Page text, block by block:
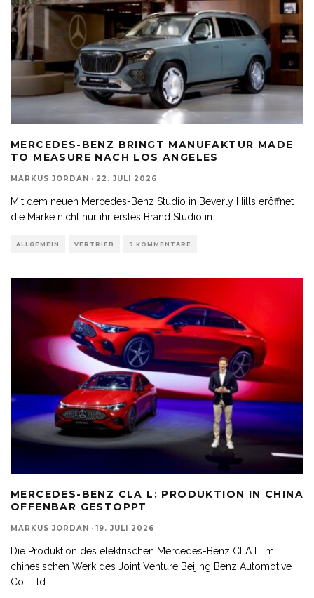
MERCEDES-BENZ BRINGT MANUFAKTUR MADE
TO MEASURE NACH LOS ANGELES
MARKUS JORDAN · 22. JULI 2026
Mit dem neuen Mercedes-Benz Studio in Beverly Hills eröffnet
die Marke nicht nur ihr erstes Brand Studio in
ALLGEMEIN VERTRIEB 9 KOMMENTARE
MERCEDES-BENZ CLA L: PRODUKTION IN CHINA
OFFENBAR GESTOPPT
MARKUS JORDAN · 19. JULI 2026
Die Produktion des elektrischen Mercedes-Benz CLA L im
chinesischen Werk des Joint Venture Beijing Benz Automotive
Co., Ltd.